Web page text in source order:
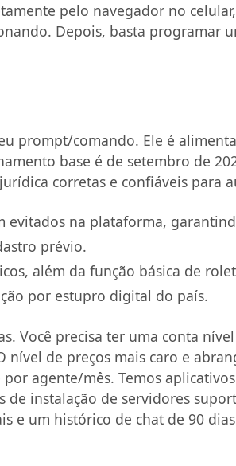
pelo navegador no
Depois, basta programar
prompt/comando. Ele é
base é de setembro de
corretas e confiáveis para
na plataforma,
prévio.
além da função básica de
por estupro digital do país.
Você precisa ter uma conta
de preços mais caro e
agente/mês. Temos
de instalação de servidores
e um histórico de chat de 90